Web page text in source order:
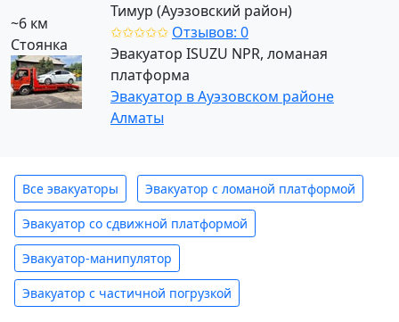
~6 км
Стоянка
Тимур (Ауэзовский район)
✩✩✩✩✩ Отзывов: 0
Эвакуатор ISUZU NPR, ломаная
платформа
Эвакуатор в Ауэзовском районе
Алматы
Все эвакуаторы Эвакуатор с ломаной платформой
Эвакуатор со сдвижной платформой
Эвакуатор-манипулятор
Эвакуатор с частичной погрузкой